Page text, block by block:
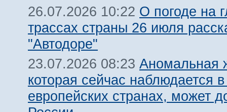
26.07.2026 10:22 О погоде на
трассах страны 26 июля
"Автодоре"
23.07.2026 08:23 Аномальная
которая сейчас наблюдается
европейских странах, может